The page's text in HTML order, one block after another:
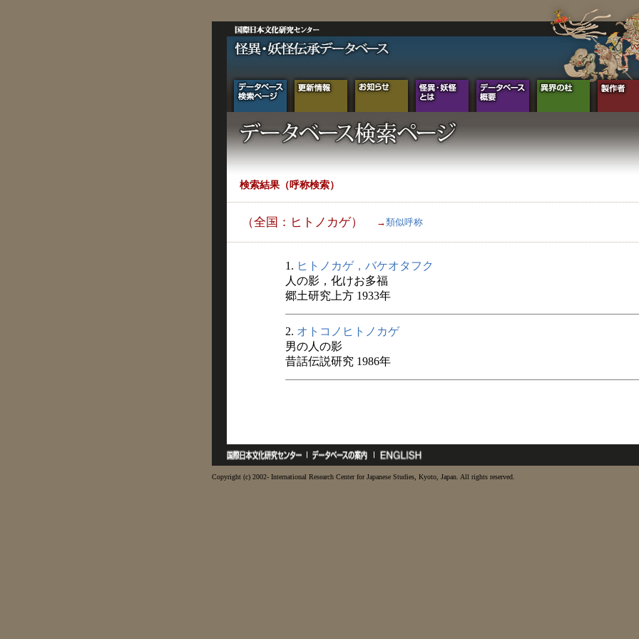
検索結果（呼称検索）
（全国：ヒトノカゲ） →類似呼称
1. ヒトノカゲ，バケオタフク
人の影，化けお多福
郷土研究上方 1933年
2. オトコノヒトノカゲ
男の人の影
昔話伝説研究 1986年
Copyright (c) 2002- International Research Center for Japanese Studies, Kyoto, Japan. All rights reserved.